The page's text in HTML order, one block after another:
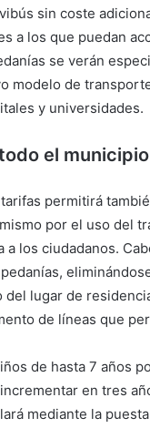
sin coste
a los que puedan
se verán
modelo de
y universidades.
el municipio
permitirá
por el uso del
los ciudadanos.
del lugar de
de líneas que
de hasta 7 años
en tres
mediante la